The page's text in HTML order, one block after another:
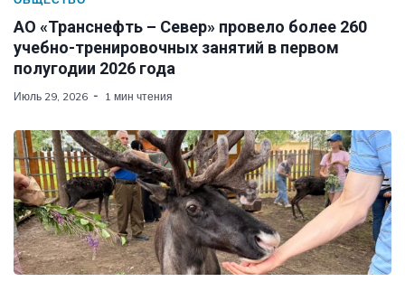
АО «Транснефть – Север» провело более 260
учебно-тренировочных занятий в первом
полугодии 2026 года
Июль 29, 2026 1 мин чтения